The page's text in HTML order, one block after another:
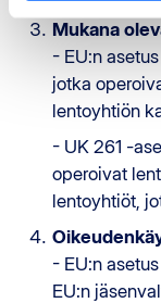
Mukana
- EU:n
jotka
lentoyhtiön
- UK 261 -
operoivat
lentoyhtiöt,
- EU:n
EU:n